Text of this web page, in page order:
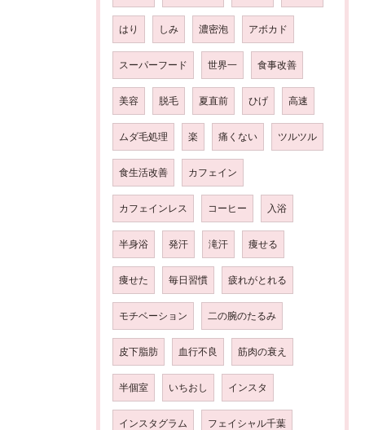
はり しみ 濃密泡 アボカド
スーパーフード 世界一 食事改善
美容 脱毛 夏直前 ひげ 高速
ムダ毛処理 楽 痛くない ツルツル
食生活改善 カフェイン
カフェインレス コーヒー 入浴
半身浴 発汗 滝汗 痩せる
痩せた 毎日習慣 疲れがとれる
モチベーション 二の腕のたるみ
皮下脂肪 血行不良 筋肉の衰え
半個室 いちおし インスタ
インスタグラム フェイシャル千葉